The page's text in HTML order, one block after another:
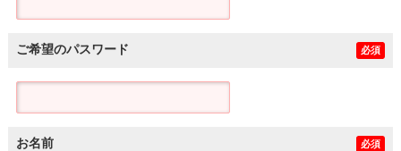
ご希望のパスワード 必須
お名前 必須